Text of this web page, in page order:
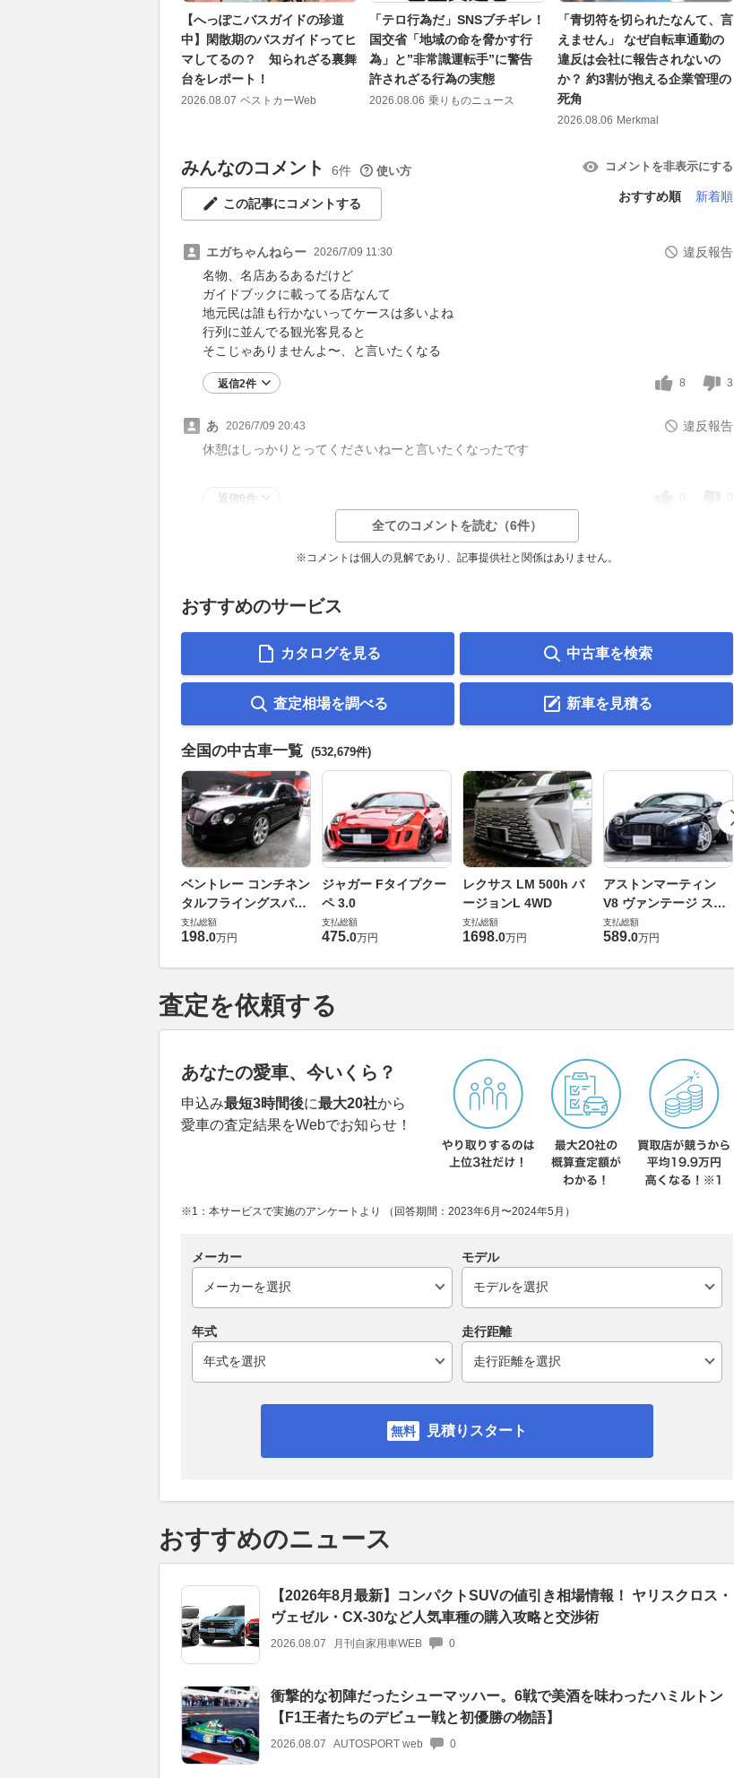
【へっぽこバスガイドの珍道
中】閑散期のバスガイドってヒ
マしてるの？ 知られざる裏舞
台をレポート！
2026.08.07 ベストカーWeb
「テロ行為だ」SNSブチギレ！
国交省「地域の命を脅かす行
為」と”非常識運転手”に警告
許されざる行為の実態
2026.08.06 乗りものニュース
「青切符を切られたなんて、言
えません」 なぜ自転車通勤の
違反は会社に報告されないの
か？ 約3割が抱える企業管理の
死角
2026.08.06 Merkmal
みんなのコメント 6件 使い方 コメントを非表示にする
この記事にコメントする
おすすめ順 新着順
エガちゃんねらー 2026/7/09 11:30
違反報告
名物、名店あるあるだけど
ガイドブックに載ってる店なんて
地元民は誰も行かないってケースは多いよね
行列に並んでる観光客見ると
そこじゃありませんよ〜、と言いたくなる
返信2件 8 3
あ 2026/7/09 20:43
違反報告
休憩はしっかりとってくださいねーと言いたくなったです
返信0件
全てのコメントを読む（6件）
※コメントは個人の見解であり、記事提供社と関係はありません。
おすすめのサービス
カタログを見る 中古車を検索
査定相場を調べる 新車を見積る
全国の中古車一覧 (532,679件)
ベントレー コンチネン
タルフライングスパー
6.0 4WD
支払総額
198.0万円
ジャガー Fタイプクー
ペ 3.0
支払総額
475.0万円
レクサス LM 500h バ
ージョンL 4WD
支払総額
1698.0万円
アストンマーティン
V8 ヴァンテージ スポ
ーツシフト
支払総額
589.0万円
査定を依頼する
あなたの愛車、今いくら？
申込み最短3時間後に最大20社から
愛車の査定結果をWebでお知らせ！
※1：本サービスで実施のアンケートより （回答期間：2023年6月〜2024年5月）
メーカー モデル
年式 走行距離
見積りスタート
おすすめのニュース
【2026年8月最新】コンパクトSUVの値引き相場情報！ ヤリスクロス・
ヴェゼル・CX-30など人気車種の購入攻略と交渉術
2026.08.07 月刊自家用車WEB 0
衝撃的な初陣だったシューマッハー。6戦で美酒を味わったハミルトン
【F1王者たちのデビュー戦と初優勝の物語】
2026.08.07 AUTOSPORT web 0